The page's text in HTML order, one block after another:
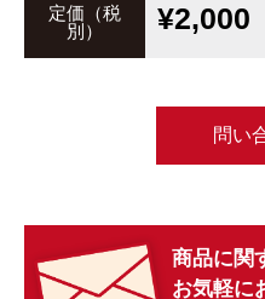
定価（税
別）
¥2,000
問い
商品に関
お気軽に